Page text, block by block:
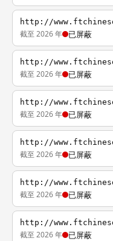
http://
截至 2026 年 已屏蔽
http://
截至 2026 年 已屏蔽
http://
截至 2026 年 已屏蔽
http://
截至 2026 年 已屏蔽
http://
截至 2026 年 已屏蔽
http://
截至 2026 年 已屏蔽